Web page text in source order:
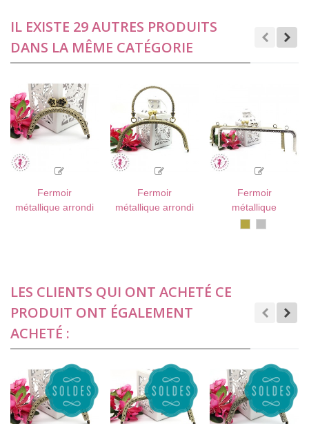
IL EXISTE 29 AUTRES PRODUITS
DANS LA MÊME CATÉGORIE
Fermoir
métallique arrondi
Fermoir
métallique arrondi
Fermoir
métallique
rectangulaire -
LES CLIENTS QUI ONT ACHETÉ CE
PRODUIT ONT ÉGALEMENT
ACHETÉ :